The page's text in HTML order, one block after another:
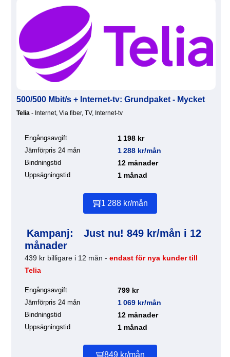
500/500 Mbit/s + Internet-tv: Grundpaket - Mycket
Telia - Internet, Via fiber, TV, Internet-tv
Engångsavgift 1 198 kr
Jämförpris 24 mån 1 288 kr/mån
Bindningstid 12 månader
Uppsägningstid 1 månad
1 288 kr/mån
Kampanj:
Just nu! 849 kr/mån i 12
månader
439 kr billigare i 12 mån - endast för nya kunder till
Telia
Engångsavgift 799 kr
Jämförpris 24 mån 1 069 kr/mån
Bindningstid 12 månader
Uppsägningstid 1 månad
849 kr/mån